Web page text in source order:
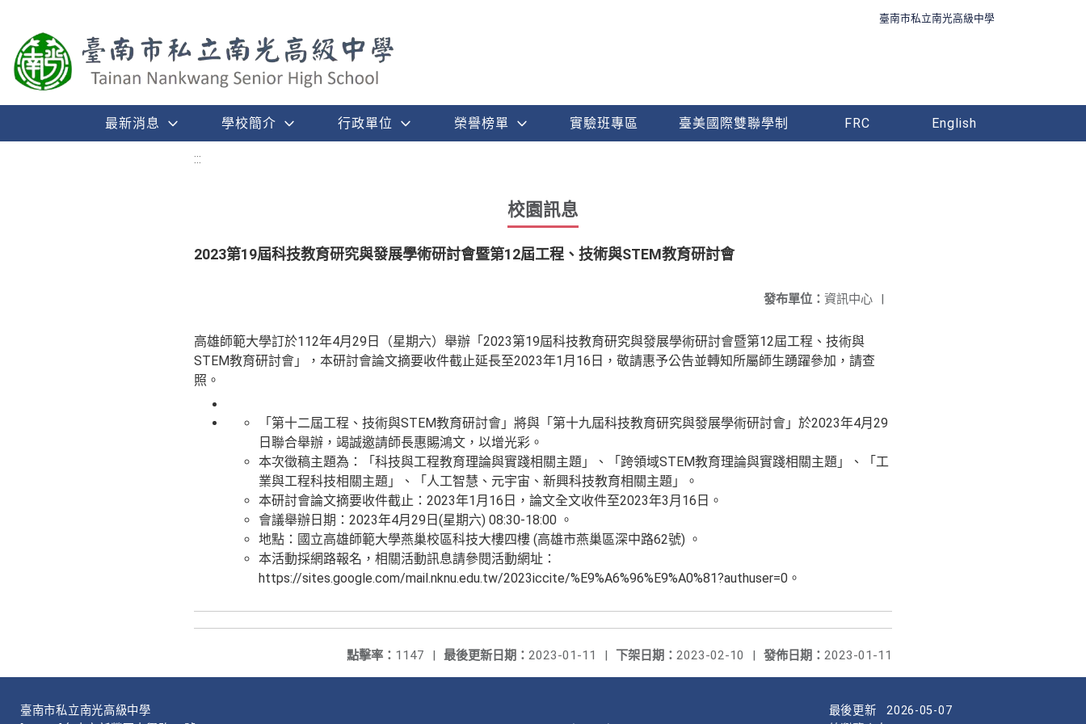
臺南市私立南光高級中學
最新消息 學校簡介 行政單位 榮譽榜單 實驗班專區 臺美國際雙聯學制 FRC English
:::
校園訊息
2023第19屆科技教育研究與發展學術研討會暨第12屆工程、技術與STEM教育研討會
發布單位： 資訊中心 |
高雄師範大學訂於112年4月29日（星期六）舉辦「2023第19屆科技教育研究與發展學術研討會暨第12屆工程、技術與
STEM教育研討會」，本研討會論文摘要收件截止延長至2023年1月16日，敬請惠予公告並轉知所屬師生踴躍參加，請查
照。
「第十二屆工程、技術與STEM教育研討會」將與「第十九屆科技教育研究與發展學術研討會」於2023年4月29
日聯合舉辦，竭誠邀請師長惠賜鴻文，以增光彩。
本次徵稿主題為：「科技與工程教育理論與實踐相關主題」、「跨領域STEM教育理論與實踐相關主題」、「工
業與工程科技相關主題」、「人工智慧、元宇宙、新興科技教育相關主題」。
本研討會論文摘要收件截止：2023年1月16日，論文全文收件至2023年3月16日。
會議舉辦日期：2023年4月29日(星期六) 08:30-18:00 。
地點：國立高雄師範大學燕巢校區科技大樓四樓 (高雄市燕巢區深中路62號) 。
本活動採網路報名，相關活動訊息請參閱活動網址：
https://sites.google.com/mail.nknu.edu.tw/2023iccite/%E9%A6%96%E9%A0%81?authuser=0。
發佈日期： 2023-01-11
下架日期： 2023-02-10 |
最後更新日期： 2023-01-11 |
點擊率： 1147 |
臺南市私立南光高級中學
最後更新
2026-05-07